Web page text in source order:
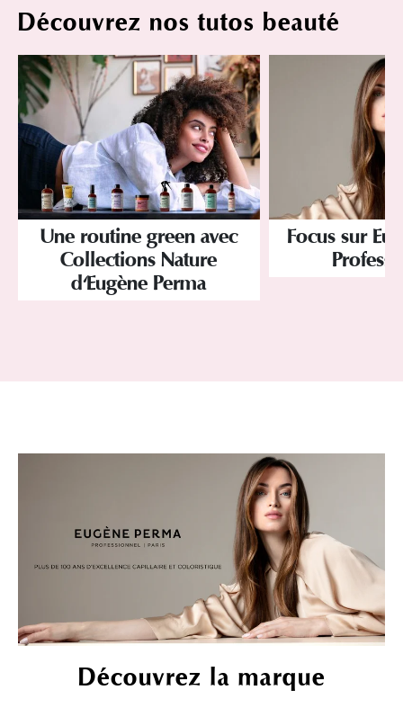
Découvrez nos tutos beauté
Une routine green avec
Collections Nature
d'Eugène Perma
Focus sur
Découvrez la marque